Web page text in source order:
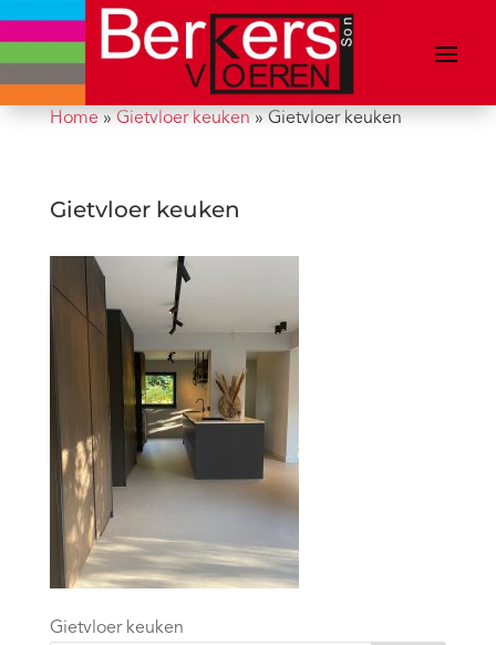
Home» Gietvloer keuken » Gietvloer keuken
Gietvloer keuken
Gietvloer keuken